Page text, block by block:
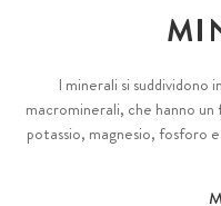
I minerali si
macrominerali, che hanno
potassio, magnesio, fosforo